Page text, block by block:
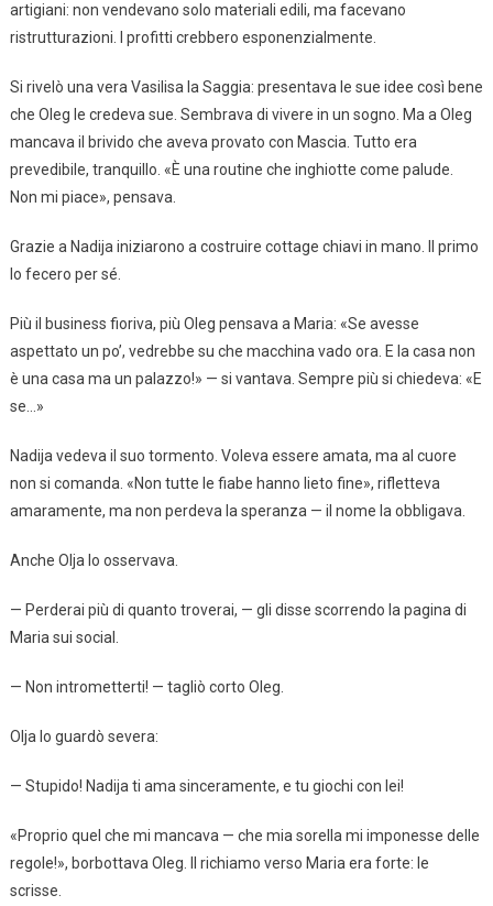
artigiani: non vendevano solo materiali edili, ma facevano
ristrutturazioni. I profitti crebbero esponenzialmente.
Si rivelò una vera Vasilisa la Saggia: presentava le sue idee così bene
che Oleg le credeva sue. Sembrava di vivere in un sogno. Ma a Oleg
mancava il brivido che aveva provato con Mascia. Tutto era
prevedibile, tranquillo. «È una routine che inghiotte come palude.
Non mi piace», pensava.
Grazie a Nadija iniziarono a costruire cottage chiavi in mano. Il primo
lo fecero per sé.
Più il business fioriva, più Oleg pensava a Maria: «Se avesse
aspettato un po’, vedrebbe su che macchina vado ora. E la casa non
è una casa ma un palazzo!» — si vantava. Sempre più si chiedeva: «E
se…»
Nadija vedeva il suo tormento. Voleva essere amata, ma al cuore
non si comanda. «Non tutte le fiabe hanno lieto fine», rifletteva
amaramente, ma non perdeva la speranza — il nome la obbligava.
Anche Olja lo osservava.
— Perderai più di quanto troverai, — gli disse scorrendo la pagina di
Maria sui social.
— Non intrometterti! — tagliò corto Oleg.
Olja lo guardò severa:
— Stupido! Nadija ti ama sinceramente, e tu giochi con lei!
«Proprio quel che mi mancava — che mia sorella mi imponesse delle
regole!», borbottava Oleg. Il richiamo verso Maria era forte: le
scrisse.